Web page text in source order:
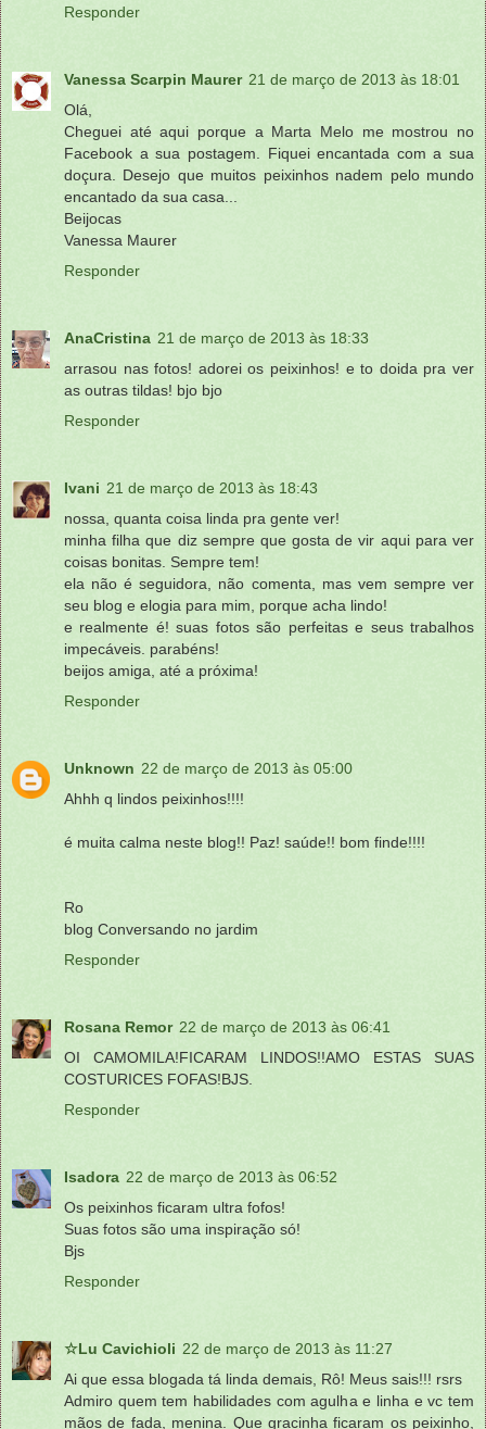
Responder
Vanessa Scarpin Maurer 21 de março de 2013 às 18:01
Olá,
Cheguei até aqui porque a Marta Melo me mostrou no
Facebook a sua postagem. Fiquei encantada com a sua
doçura. Desejo que muitos peixinhos nadem pelo mundo
encantado da sua casa...
Beijocas
Vanessa Maurer
Responder
AnaCristina 21 de março de 2013 às 18:33
arrasou nas fotos! adorei os peixinhos! e to doida pra ver
as outras tildas! bjo bjo
Responder
Ivani 21 de março de 2013 às 18:43
nossa, quanta coisa linda pra gente ver!
minha filha que diz sempre que gosta de vir aqui para ver
coisas bonitas. Sempre tem!
ela não é seguidora, não comenta, mas vem sempre ver
seu blog e elogia para mim, porque acha lindo!
e realmente é! suas fotos são perfeitas e seus trabalhos
impecáveis. parabéns!
beijos amiga, até a próxima!
Responder
Unknown 22 de março de 2013 às 05:00
Ahhh q lindos peixinhos!!!!
é muita calma neste blog!! Paz! saúde!! bom finde!!!!
Ro
blog Conversando no jardim
Responder
Rosana Remor 22 de março de 2013 às 06:41
OI CAMOMILA!FICARAM LINDOS!!AMO ESTAS SUAS
COSTURICES FOFAS!BJS.
Responder
Isadora 22 de março de 2013 às 06:52
Os peixinhos ficaram ultra fofos!
Suas fotos são uma inspiração só!
Bjs
Responder
☆Lu Cavichioli 22 de março de 2013 às 11:27
Ai que essa blogada tá linda demais, Rô! Meus sais!!! rsrs
Admiro quem tem habilidades com agulha e linha e vc tem
mãos de fada, menina. Que gracinha ficaram os peixinho,